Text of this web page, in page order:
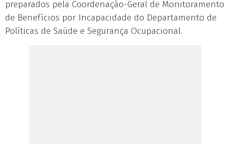
preparados pela Coordenação-Geral de Monitoramento
de Benefícios por Incapacidade do Departamento de
Políticas de Saúde e Segurança Ocupacional.